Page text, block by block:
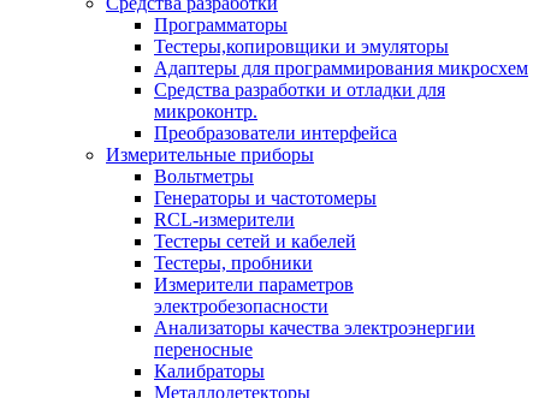
Программаторы
Тестеры,копировщики и эмуляторы
Адаптеры для программирования микросхем
Cредства разработки и отладки для
микроконтр.
Преобразователи интерфейса
Измерительные приборы
Вольтметры
Генераторы и частотомеры
RCL-измерители
Тестеры сетей и кабелей
Тестеры, пробники
Измерители параметров
электробезопасности
Анализаторы качества электроэнергии
переносные
Калибраторы
Металлодетекторы